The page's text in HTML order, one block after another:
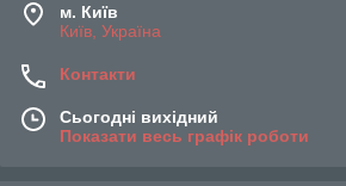
м. Київ
Київ, Україна
Контакти
Сьогодні вихідний
Показати весь графік роботи